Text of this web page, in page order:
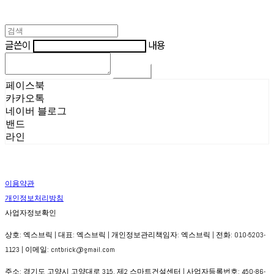
글쓴이 내용
페이스북
카카오톡
네이버 블로그
밴드
라인
이용약관
개인정보처리방침
사업자정보확인
상호: 엑스브릭 | 대표: 엑스브릭 | 개인정보관리책임자: 엑스브릭 | 전화: 010-5203-
1123 | 이메일: cntbrick@gmail.com
주소: 경기도 고양시 고양대로 315, 제2 스마트건설센터 | 사업자등록번호: 450-86-